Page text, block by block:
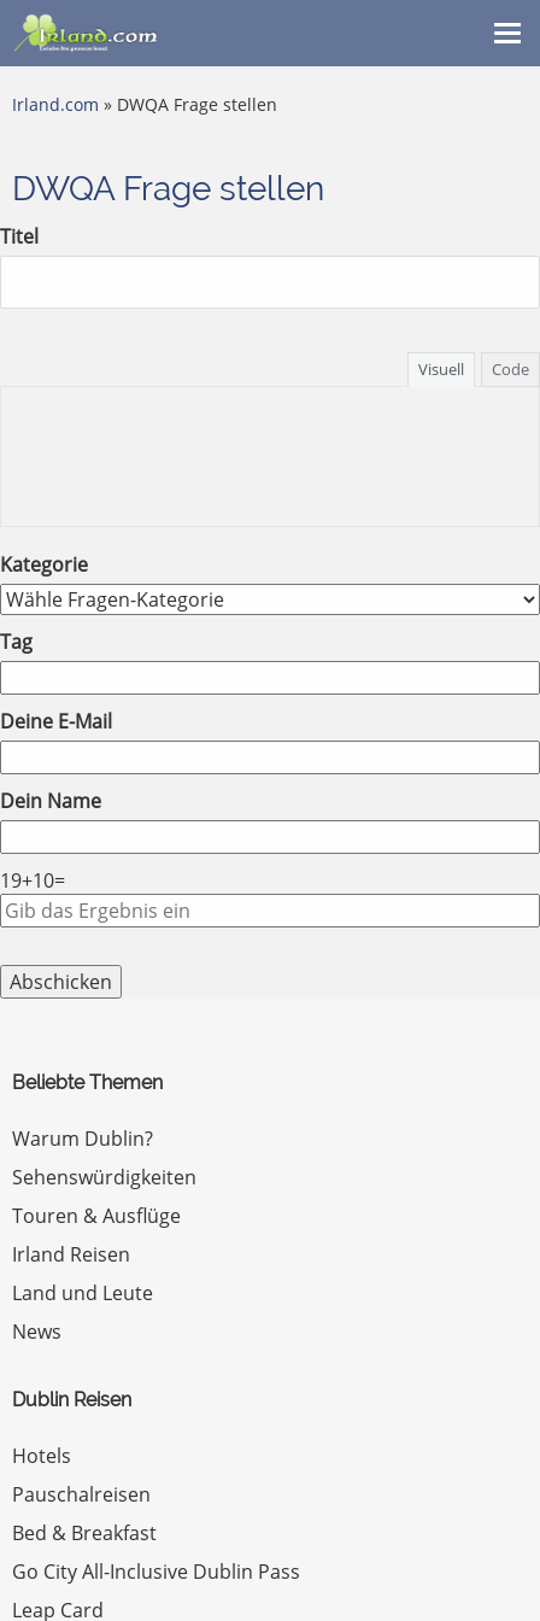
Irland.com » DWQA Frage stellen
DWQA Frage stellen
Titel
Visuell Code
Kategorie
Tag
Deine E-Mail
Dein Name
19+10=
Beliebte Themen
Warum Dublin?
Sehenswürdigkeiten
Touren & Ausflüge
Irland Reisen
Land und Leute
News
Dublin Reisen
Hotels
Pauschalreisen
Bed & Breakfast
Go City All-Inclusive Dublin Pass
Leap Card